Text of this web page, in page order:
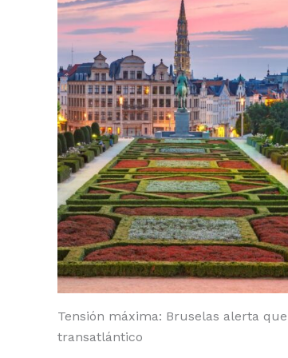
o
o
k
p
p
n
k r
Tensión máxima: Bruselas alerta
transatlántico